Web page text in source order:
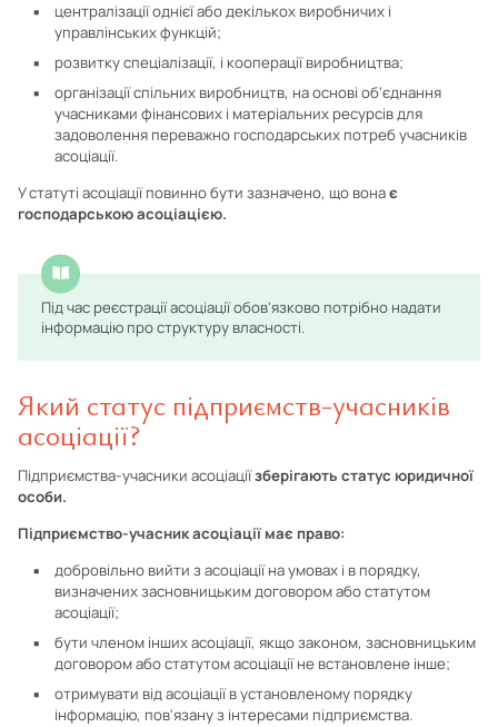
централізації однієї або декількох виробничих і
управлінських функцій;
розвитку спеціалізації, і кооперації виробництва;
організації спільних виробництв, на основі об'єднання
учасниками фінансових і матеріальних ресурсів для
задоволення переважно господарських потреб учасників
асоціації.
У статуті асоціації повинно бути зазначено, що вонає
господарською асоціацією.
Під час реєстрації асоціації обов'язково потрібно надати
інформацію про структуру власності.
Який статус підприємств-учасників
асоціації?
Підприємства-учасники асоціаціїзберігають статус юридичної
особи.
Підприємство-учасник асоціації має право:
добровільно вийти з асоціації на умовах і в порядку,
визначених засновницьким договором або статутом
асоціації;
бути членом інших асоціації, якщо законом, засновницьким
договором або статутом асоціації не встановлене інше;
отримувати від асоціації в установленому порядку
інформацію, пов'язану з інтересами підприємства.